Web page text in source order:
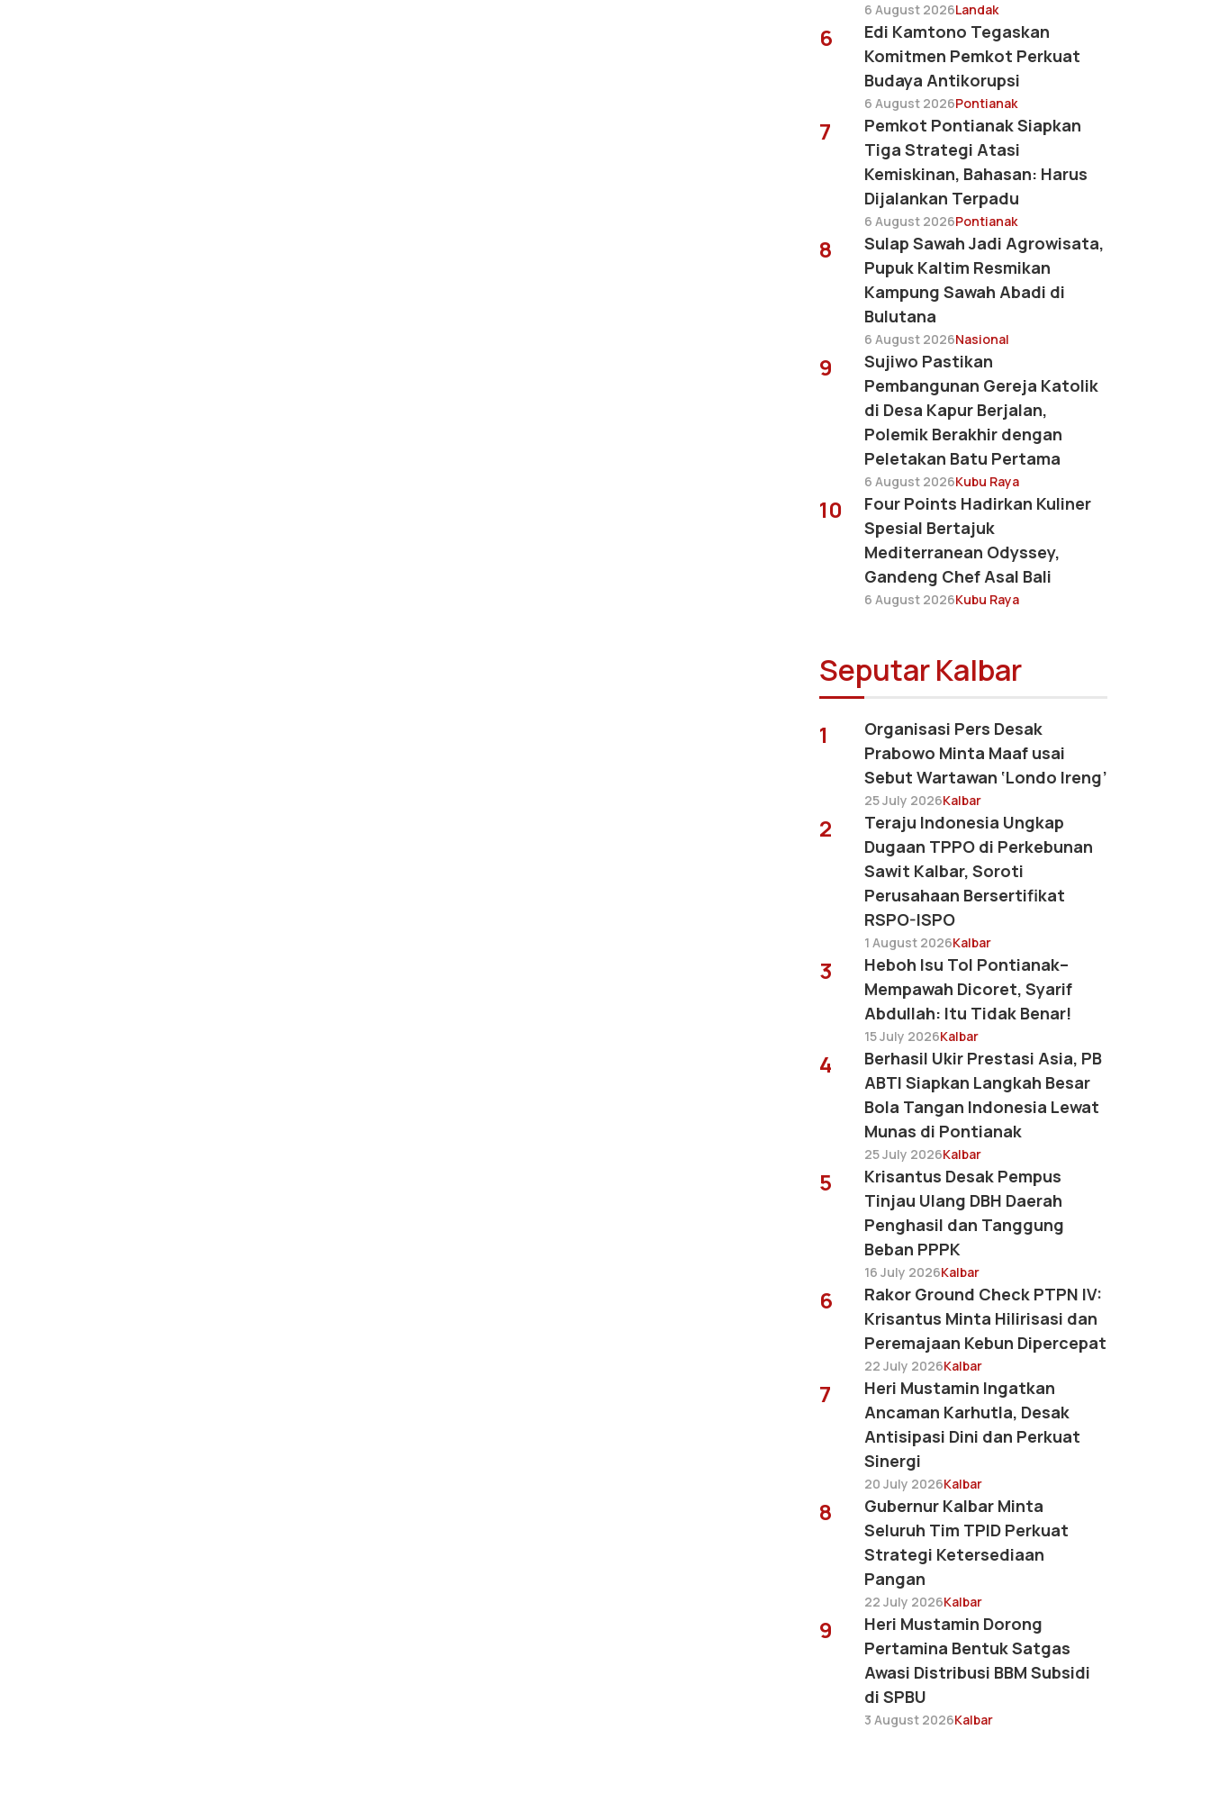
6 August 2026Landak
6
Edi Kamtono Tegaskan
Komitmen Pemkot Perkuat
Budaya Antikorupsi
6 August 2026Pontianak
7
Pemkot Pontianak Siapkan
Tiga Strategi Atasi
Kemiskinan, Bahasan: Harus
Dijalankan Terpadu
6 August 2026Pontianak
8
Sulap Sawah Jadi Agrowisata,
Pupuk Kaltim Resmikan
Kampung Sawah Abadi di
Bulutana
6 August 2026Nasional
9
Sujiwo Pastikan
Pembangunan Gereja Katolik
di Desa Kapur Berjalan,
Polemik Berakhir dengan
Peletakan Batu Pertama
6 August 2026Kubu Raya
10
Four Points Hadirkan Kuliner
Spesial Bertajuk
Mediterranean Odyssey,
Gandeng Chef Asal Bali
6 August 2026Kubu Raya
Seputar Kalbar
1
Organisasi Pers Desak
Prabowo Minta Maaf usai
Sebut Wartawan ‘Londo Ireng’
25 July 2026Kalbar
2
Teraju Indonesia Ungkap
Dugaan TPPO di Perkebunan
Sawit Kalbar, Soroti
Perusahaan Bersertifikat
RSPO-ISPO
1 August 2026Kalbar
3
Heboh Isu Tol Pontianak–
Mempawah Dicoret, Syarif
Abdullah: Itu Tidak Benar!
15 July 2026Kalbar
4
Berhasil Ukir Prestasi Asia, PB
ABTI Siapkan Langkah Besar
Bola Tangan Indonesia Lewat
Munas di Pontianak
25 July 2026Kalbar
5
Krisantus Desak Pempus
Tinjau Ulang DBH Daerah
Penghasil dan Tanggung
Beban PPPK
16 July 2026Kalbar
6
Rakor Ground Check PTPN IV:
Krisantus Minta Hilirisasi dan
Peremajaan Kebun Dipercepat
22 July 2026Kalbar
7
Heri Mustamin Ingatkan
Ancaman Karhutla, Desak
Antisipasi Dini dan Perkuat
Sinergi
20 July 2026Kalbar
8
Gubernur Kalbar Minta
Seluruh Tim TPID Perkuat
Strategi Ketersediaan
Pangan
22 July 2026Kalbar
9
Heri Mustamin Dorong
Pertamina Bentuk Satgas
Awasi Distribusi BBM Subsidi
di SPBU
3 August 2026Kalbar